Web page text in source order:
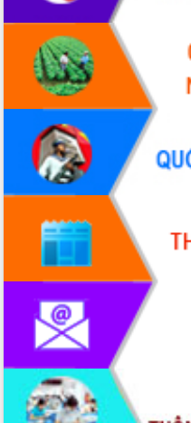
Hội thảo góp ý hồ sơ điều chỉnh quy
hoạch tỉnh Đắk Lắk thời kỳ 2021-2030,
tầm nhìn đến năm 2050
Nâng cao hiệu quả hoạt động của các
doanh nghiệp nhà nước
Hội nghị triển khai kết nối mạng
truyền số liệu chuyên dùng phục vụ cơ
quan Đảng, Nhà nước
Lễ phát động chuỗi hoạt động chung
tay làm sạch môi trường
Xã Ea Kar bước chuyển mình trong
công tác cải cách hành chính mô hình
UBND tỉnh họp báo định kỳ tháng 4
năm 2026
Hội thảo khoa học “Giải pháp thúc đẩy
phát triển nền kinh tế xanh tại tỉnh
Tăng cường giám sát, đôn đốc thực
hiện nhiệm vụ quản lý tài sản công
hàng tuần